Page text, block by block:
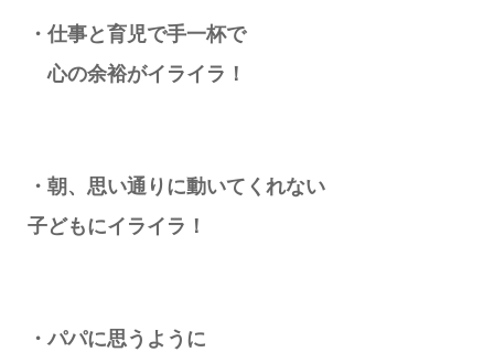
・仕事と育児で手一杯で
心の余裕がイライラ！
・朝、思い通りに動いてくれない
子どもにイライラ！
・パパに思うように